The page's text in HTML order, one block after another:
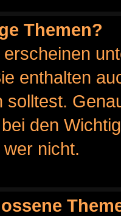
Themen?
enthalten
solltest.
den
nicht.